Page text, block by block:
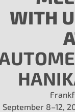
2.5L 2457CC
2.5L 2457CC
without
2.5L 2457CC
2.5L 2457CC
2.5L 2457CC
WITH
September 8–12,